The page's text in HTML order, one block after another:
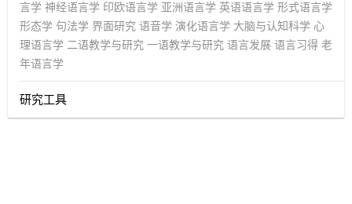
言学 神经语言学 印欧语言学 亚洲语言学 英语语言学 形式语言学
形态学 句法学 界面研究 语音学 演化语言学 大脑与认知科学 心
理语言学 二语教学与研究 一语教学与研究 语言发展 语言习得 老
年语言学
研究工具